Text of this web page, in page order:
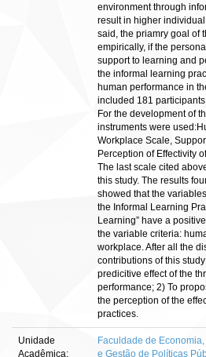
environment through
result in higher
said, the priamry goal of
empirically, if the
support to learning and
the informal learning
human performance in
included 181
For the development of
instruments were
Workplace Scale,
Perception of Effectivity
The last scale cited
this study. The results
showed that the
the Informal Learning
Learning” have a
the variable criteria:
workplace. After all the
contributions of this
predicitive effect of the
performance; 2) To
the perception of the
practices.
Unidade
Acadêmica:
Faculdade de
e Gestão de Políticas